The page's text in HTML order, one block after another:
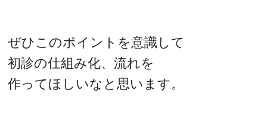
ぜひこのポイントを意識して
初診の仕組み化、流れを
作ってほしいなと思います。